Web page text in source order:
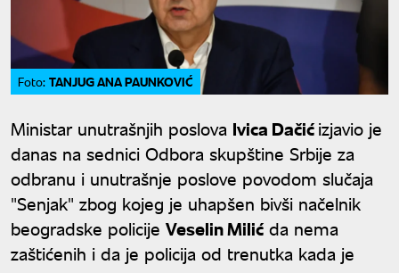
Foto: TANJUG ANA PAUNKOVIĆ
Ministar unutrašnjih poslova Ivica Dačićizjavio je
danas na sednici Odbora skupštine Srbije za
odbranu i unutrašnje poslove povodom slučaja
"Senjak" zbog kojeg je uhapšen bivši načelnik
beogradske policije Veselin Milić da nema
zaštićenih i da je policija od trenutka kada je